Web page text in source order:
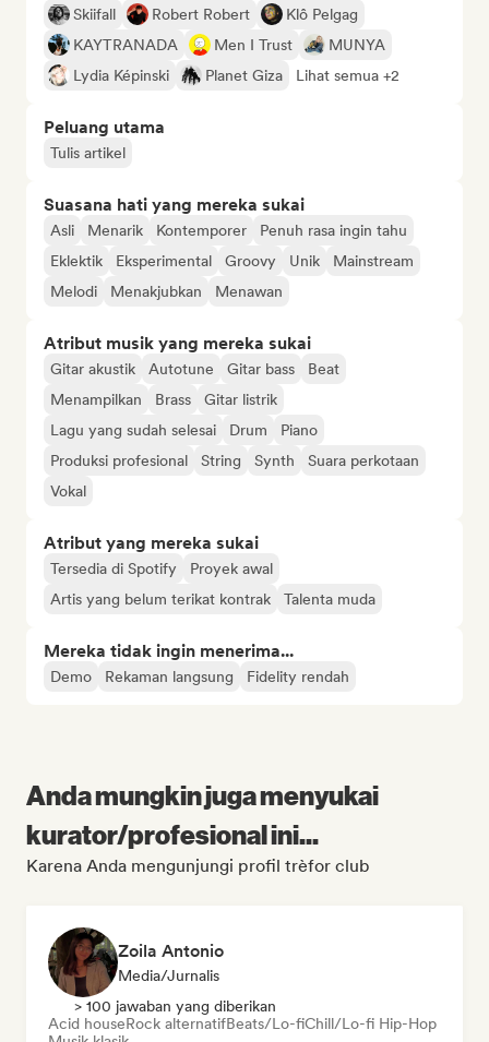
Skiifall Robert Robert
Klô Pelgag
KAYTRANADA
Men I Trust
MUNYA
Lydia Képinski
Planet Giza Lihat semua +2
Peluang utama
Tulis artikel
Suasana hati yang mereka sukai
Asli Menarik Kontemporer
Penuh rasa ingin tahu
Eklektik
Eksperimental Groovy Unik
Mainstream
Melodi
Menakjubkan Menawan
Atribut musik yang mereka sukai
Gitar akustik Autotune Gitar bass
Beat
Menampilkan
Brass
Gitar listrik
Lagu yang sudah selesai
Drum
Piano
Produksi profesional
String Synth
Suara perkotaan
Vokal
Atribut yang mereka sukai
Tersedia di Spotify
Proyek awal
Artis yang belum terikat kontrak
Talenta muda
Mereka tidak ingin menerima...
Demo Rekaman langsung Fidelity rendah
Anda mungkin juga menyukai
kurator/profesional ini...
Karena Anda mengunjungi profil trèfor club
Zoila Antonio
Media/Jurnalis
> 100 jawaban yang diberikan
Acid houseRock alternatifBeats/Lo-fiChill/Lo-fi Hip-Hop